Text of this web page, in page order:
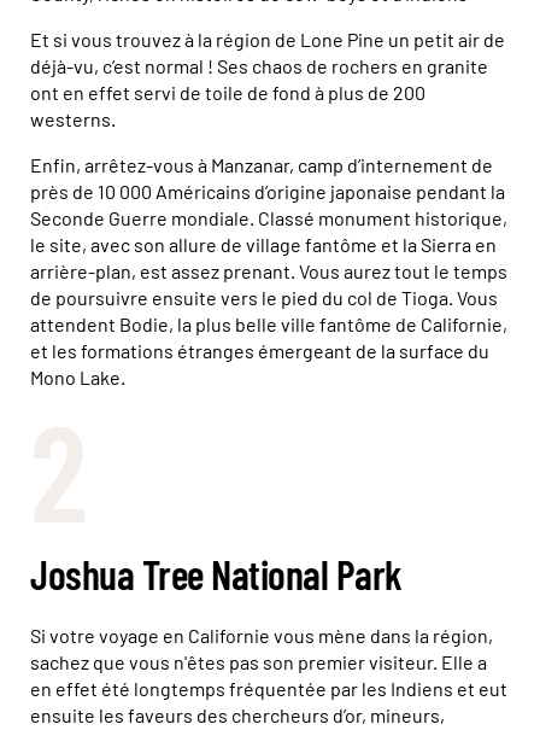
Et si vous trouvez à la région de Lone Pine un petit air de
déjà-vu, c’est normal ! Ses chaos de rochers en granite
ont en effet servi de toile de fond à plus de 200
westerns.
Enfin, arrêtez-vous à Manzanar, camp d’internement de
près de 10 000 Américains d’origine japonaise pendant la
Seconde Guerre mondiale. Classé monument historique,
le site, avec son allure de village fantôme et la Sierra en
arrière-plan, est assez prenant. Vous aurez tout le temps
de poursuivre ensuite vers le pied du col de Tioga. Vous
attendent Bodie, la plus belle ville fantôme de Californie,
et les formations étranges émergeant de la surface du
Mono Lake.
Joshua Tree National Park
Si votre voyage en Californie vous mène dans la région,
sachez que vous n'êtes pas son premier visiteur. Elle a
en effet été longtemps fréquentée par les Indiens et eut
ensuite les faveurs des chercheurs d’or, mineurs,